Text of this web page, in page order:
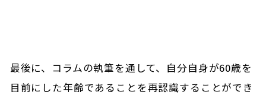
最後に、コラムの執筆を通して、自分自身が60歳を
目前にした年齢であることを再認識することができ